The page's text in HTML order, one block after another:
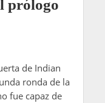
prólogo
de Indian
ronda de la
fue capaz de